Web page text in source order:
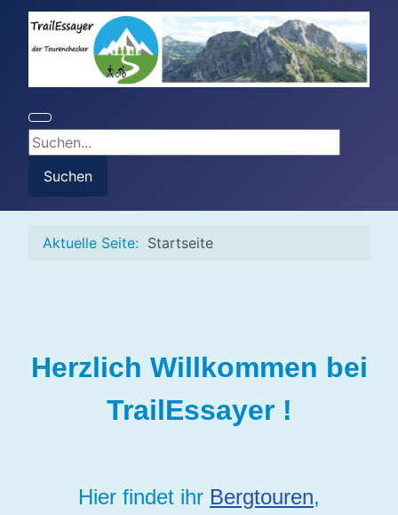
Suchen...
Suchen
Aktuelle Seite: Startseite
Herzlich Willkommen bei
TrailEssayer !
Hier findet ihr Bergtouren,